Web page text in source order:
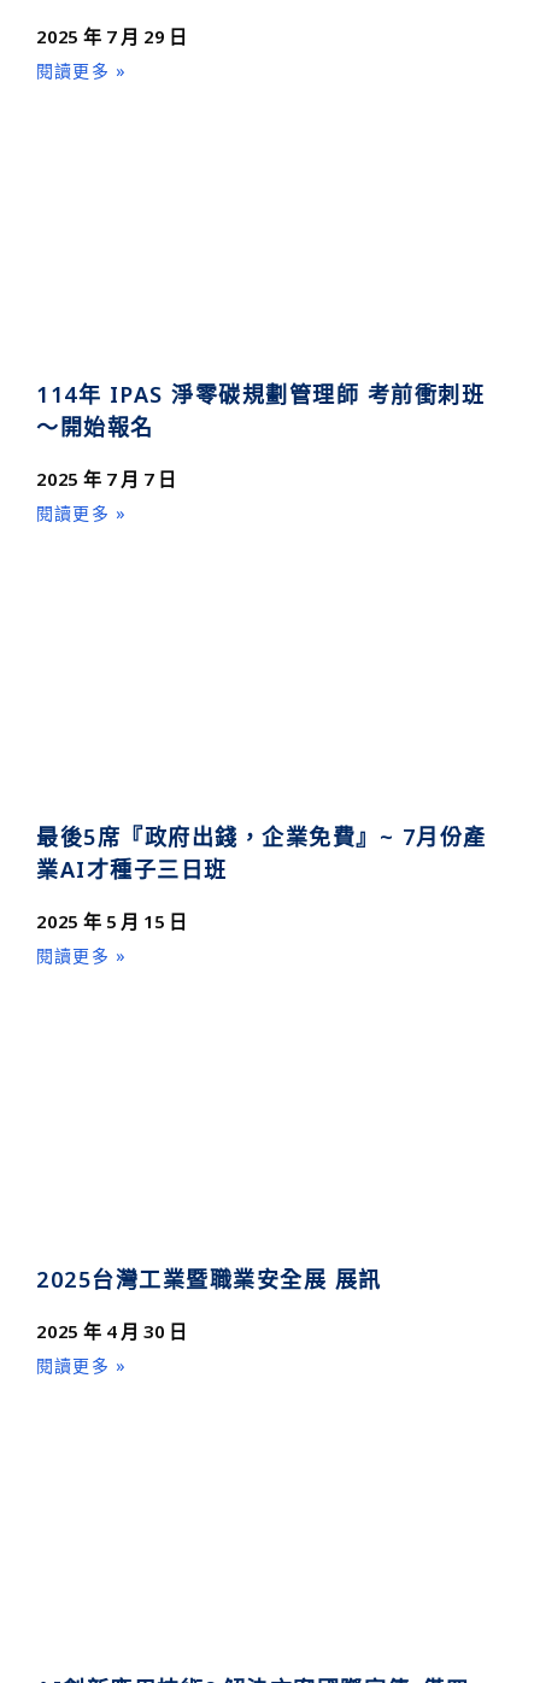
2025 年 7 月 29 日
閱讀更多 »
114年 IPAS 淨零碳規劃管理師 考前衝刺班
～開始報名
2025 年 7 月 7 日
閱讀更多 »
最後5席『政府出錢，企業免費』~ 7月份產
業AI才種子三日班
2025 年 5 月 15 日
閱讀更多 »
2025台灣工業暨職業安全展 展訊
2025 年 4 月 30 日
閱讀更多 »